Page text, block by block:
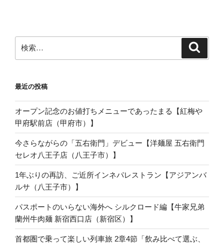
索:
最近の投稿
オープン記念のお値打ちメニューであったまる【紅梅や
甲府駅前店（甲府市）】
今さらながらの「五右衛門」デビュー【洋麺屋 五右衛門
セレオ八王子店（八王子市）】
1年ぶりの再訪、ご近所インネパレストラン【アジアンバ
ルサ（八王子市）】
パスポートのいらない海外へ シルクロード編【牛家兄弟
蘭州牛肉麺 新宿西口店（新宿区）】
首都圏で乗って楽しい列車旅 2章4節「飲み比べて選ぶ、